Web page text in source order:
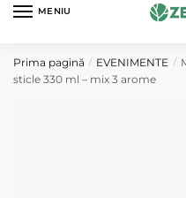
MENIU
Prima pagină / EVENIMENTE /
sticle 330 ml – mix 3 arome